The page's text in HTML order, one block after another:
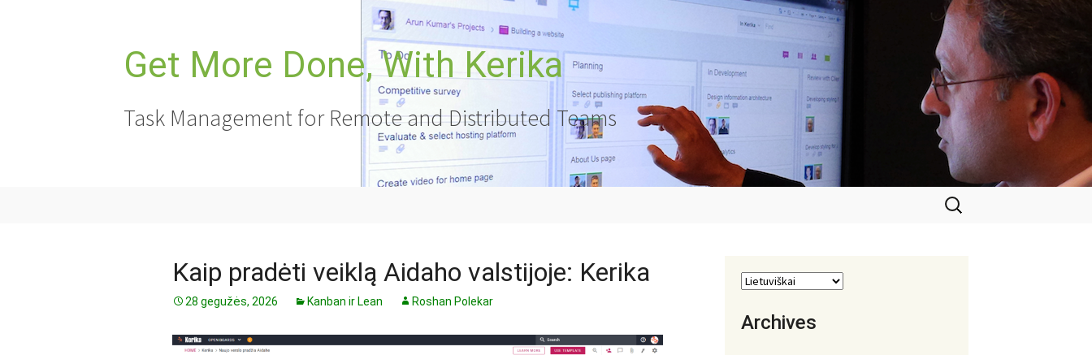
Get More Done, With Kerika
Task Management for Remote and Distributed Teams
Ieškoti:
Kaip pradėti veiklą Aidaho valstijoje: Kerika
28 gegužės, 2026 Kanban ir Lean Roshan Polekar
Archives